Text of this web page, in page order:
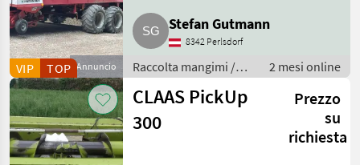
Annuncio
VIP TOP
Stefan Gutmann
8342 Perlsdorf
Raccolta mangimi /
Autocaricanti
2 mesi online
CLAAS PickUp
300
Prezzo
su
richiesta